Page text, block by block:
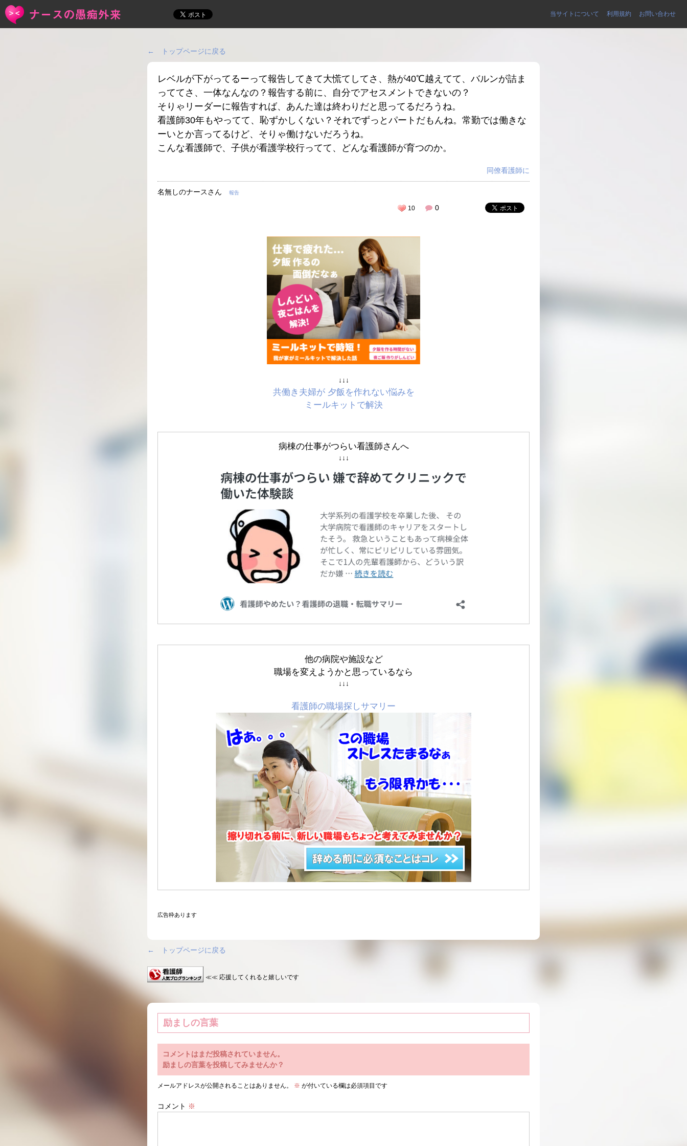
当サイトについて 利用規約 お問い合わせ
← トップページに戻る
レベルが下がってるーって報告してきて大慌てしてさ、熱が40℃越えてて、バルンが詰ま
っててさ、一体なんなの？報告する前に、自分でアセスメントできないの？
そりゃリーダーに報告すれば、あんた達は終わりだと思ってるだろうね。
看護師30年もやってて、恥ずかしくない？それでずっとパートだもんね。常勤では働きな
ーいとか言ってるけど、そりゃ働けないだろうね。
こんな看護師で、子供が看護学校行ってて、どんな看護師が育つのか。
同僚看護師に
名無しのナースさん 報告
0
10
↓↓↓
共働き夫婦が 夕飯を作れない悩みを
ミールキットで解決
病棟の仕事がつらい看護師さんへ
↓↓↓
他の病院や施設など
職場を変えようかと思っているなら
↓↓↓
看護師の職場探しサマリー
広告枠あります
← トップページに戻る
≪≪ 応援してくれると嬉しいです
励ましの言葉
コメントはまだ投稿されていません。
励ましの言葉を投稿してみませんか？
メールアドレスが公開されることはありません。 ※ が付いている欄は必須項目です
コメント ※